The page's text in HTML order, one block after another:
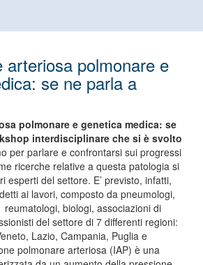
arteriosa polmonare e
se ne parla a
polmonare e genetica medica: se
interdisciplinare che si è svolto
per parlare e confrontarsi sui progressi
ricerche relative a questa patologia si
esperti del settore. E’ previsto, infatti,
ai lavori, composto da pneumologi,
biologi, associazioni di
del settore di 7 differenti regioni:
Lazio, Campania, Puglia e
polmonare arteriosa (IAP) è una